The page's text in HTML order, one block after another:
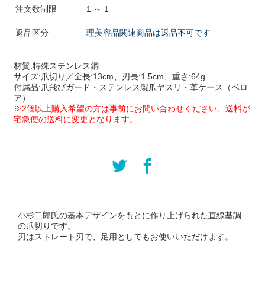
注文数制限 1 ～ 1
返品区分 理美容品関連商品は返品不可です
材質:特殊ステンレス鋼
サイズ:爪切り／全長:13cm、刃長:1.5cm、重さ:64g
付属品:爪飛びガード・ステンレス製爪ヤスリ・革ケース（ベロ
ア）
※2個以上購入希望の方は事前にお問い合わせください、送料が
宅急便の送料に変更となります。
小杉二郎氏の基本デザインをもとに作り上げられた直線基調
の爪切りです。
刃はストレート刃で、足用としてもお使いいただけます。